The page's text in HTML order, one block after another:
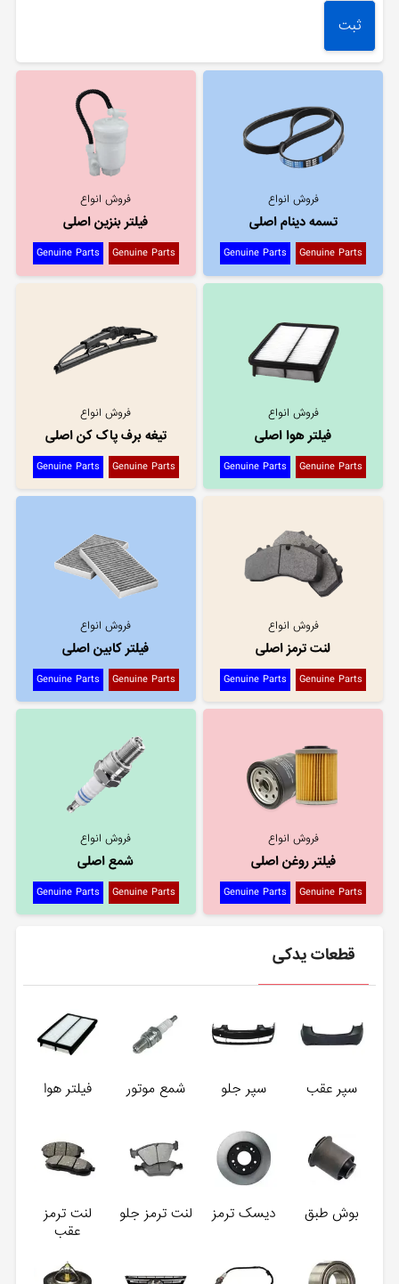
فروش انواع
تسمه دینام اصلی
Genuine Parts
Genuine Parts
فروش انواع
فیلتر بنزین اصلی
Genuine Parts
Genuine Parts
فروش انواع
فیلتر هوا اصلی
Genuine Parts
Genuine Parts
فروش انواع
تیغه برف پاک کن اصلی
Genuine Parts
Genuine Parts
فروش انواع
لنت ترمز اصلی
Genuine Parts
Genuine Parts
فروش انواع
فیلتر کابین اصلی
Genuine Parts
Genuine Parts
فروش انواع
فیلتر روغن اصلی
Genuine Parts
Genuine Parts
فروش انواع
شمع اصلی
Genuine Parts
Genuine Parts
قطعات یدکی
سپر عقب سپر جلو شمع موتور فیلتر هوا
بوش طبق دیسک ترمز لنت ترمز جلو
لنت ترمز
عقب